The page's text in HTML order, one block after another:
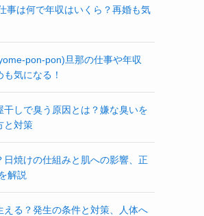
事は何で年収はいくら？再婚も気
pon-pon)旦那の仕事や年収
気になる！
干しで臭う原因とは？嫌な臭いを
と対策
日焼けの仕組みと肌への影響、正
解説
える？発生の条件と対策、人体へ